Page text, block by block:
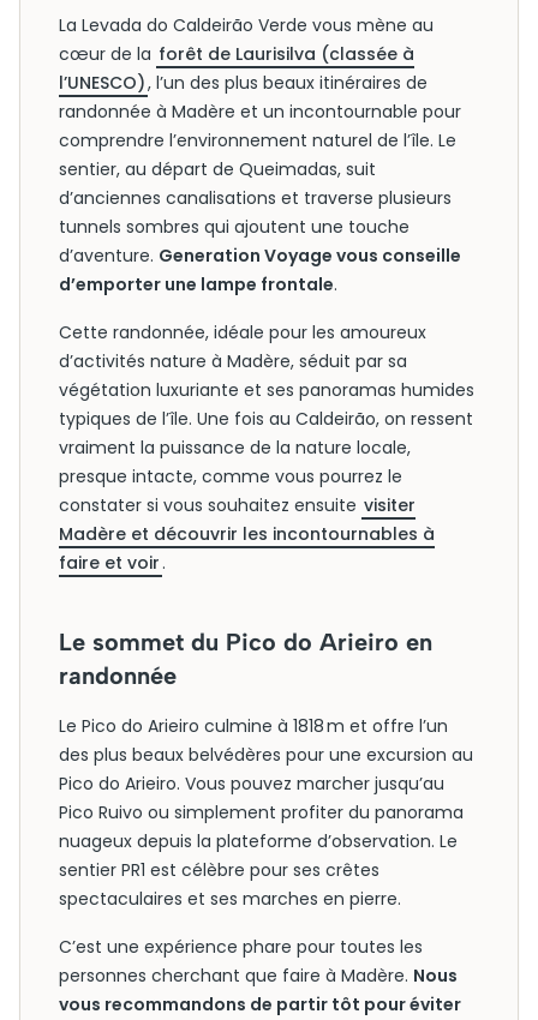
La Levada do Caldeirão Verde vous mène au
cœur de la forêt de Laurisilva (classée à
l’UNESCO), l’un des plus beaux itinéraires de
randonnée à Madère et un incontournable pour
comprendre l’environnement naturel de l’île. Le
sentier, au départ de Queimadas, suit
d’anciennes canalisations et traverse plusieurs
tunnels sombres qui ajoutent une touche
d’aventure. Generation Voyage vous conseille
d’emporter une lampe frontale.
Cette randonnée, idéale pour les amoureux
d’activités nature à Madère, séduit par sa
végétation luxuriante et ses panoramas humides
typiques de l’île. Une fois au Caldeirão, on ressent
vraiment la puissance de la nature locale,
presque intacte, comme vous pourrez le
constater si vous souhaitez ensuite visiter
Madère et découvrir les incontournables à
faire et voir .
Le sommet du Pico do Arieiro en
randonnée
Le Pico do Arieiro culmine à 1818 m et offre l’un
des plus beaux belvédères pour une excursion au
Pico do Arieiro. Vous pouvez marcher jusqu’au
Pico Ruivo ou simplement profiter du panorama
nuageux depuis la plateforme d’observation. Le
sentier PR1 est célèbre pour ses crêtes
spectaculaires et ses marches en pierre.
C’est une expérience phare pour toutes les
personnes cherchant que faire à Madère. Nous
vous recommandons de partir tôt pour éviter